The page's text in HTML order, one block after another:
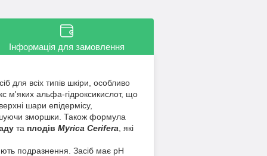
Інформація для замовлення
для всіх типів шкіри, особливо
м'яких альфа-гідроксикислот, що
шари епідермісу,
зморшки. Також формула
та плодів Myrica Cerifera , які
подразнення. Засіб має рН